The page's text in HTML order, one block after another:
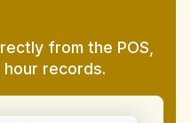
from the POS,
records.